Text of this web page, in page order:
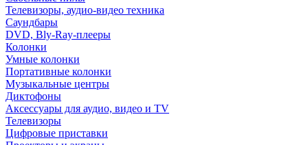
Телевизоры, аудио-видео техника
Саундбары
DVD, Bly-Ray-плееры
Колонки
Умные колонки
Портативные колонки
Музыкальные центры
Диктофоны
Аксессуары для аудио, видео и TV
Телевизоры
Цифровые приставки